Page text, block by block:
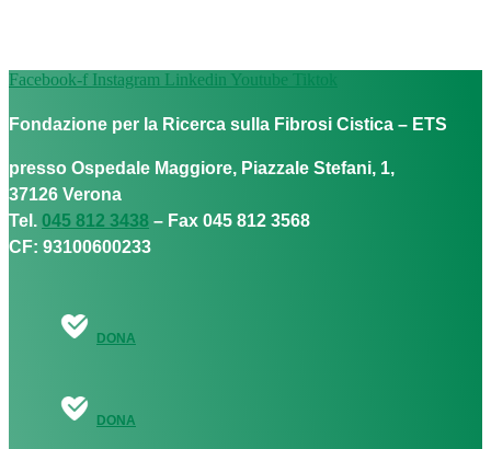
Facebook-f Instagram Linkedin Youtube Tiktok
Fondazione per la Ricerca sulla Fibrosi Cistica – ETS
presso Ospedale Maggiore, Piazzale Stefani, 1,
37126 Verona
Tel. 045 812 3438 – Fax 045 812 3568
CF: 93100600233
DONA
DONA